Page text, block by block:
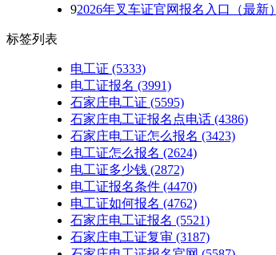
92026年叉车证官网报名入口（最新）
标签列表
电工证 (5333)
电工证报名 (3991)
石家庄电工证 (5595)
石家庄电工证报名点电话 (4386)
石家庄电工证怎么报名 (3423)
电工证怎么报名 (2624)
电工证多少钱 (2872)
电工证报名条件 (4470)
电工证如何报名 (4762)
石家庄电工证报名 (5521)
石家庄电工证复审 (3187)